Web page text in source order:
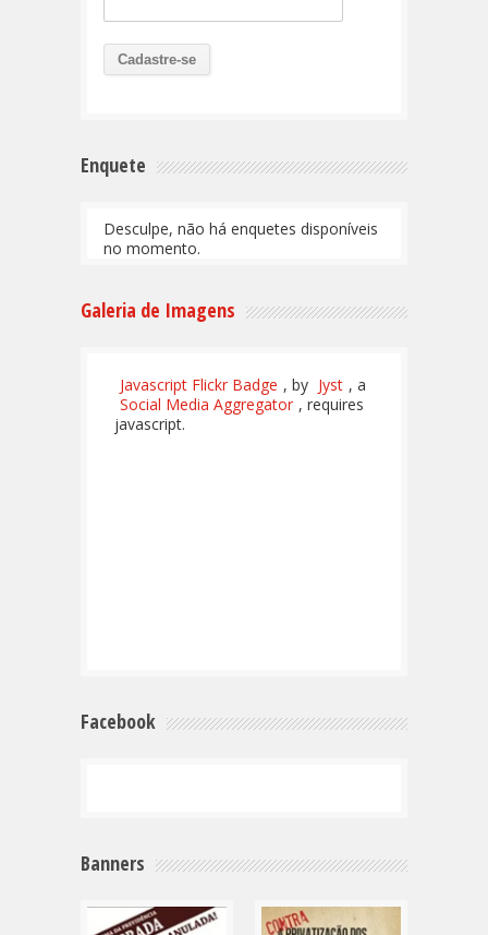
Enquete
Desculpe, não há enquetes disponíveis
no momento.
Galeria de Imagens
Javascript Flickr Badge , by Jyst , a
Social Media Aggregator , requires
javascript.
Facebook
Banners